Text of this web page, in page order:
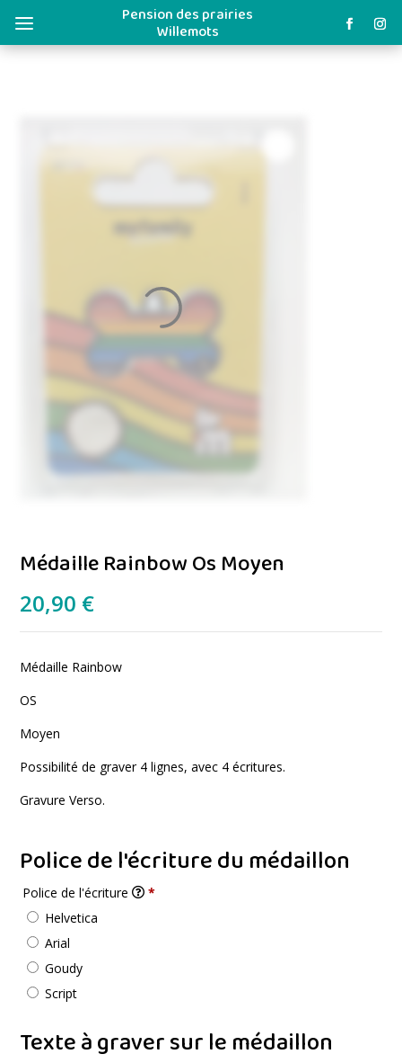
a Pension des prairies
Willemots
Médaille Rainbow Os Moyen
20,90 €
Médaille Rainbow
OS
Moyen
Possibilité de graver 4 lignes, avec 4 écritures.
Gravure Verso.
Police de l'écriture du médaillon
Police de l'écriture
*
Helvetica
Arial
Goudy
Script
Texte à graver sur le médaillon